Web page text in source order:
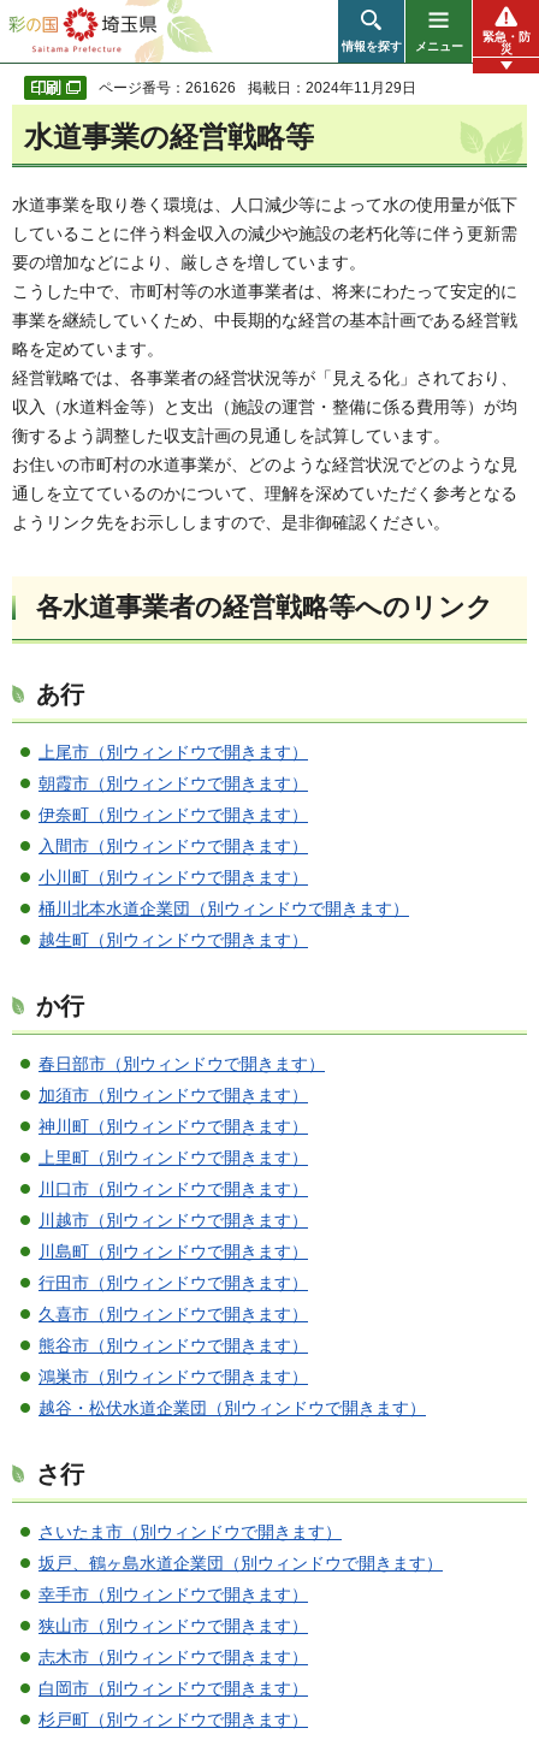
彩の国 埼玉県
情報を探す メニュー
緊急・防
災
ページ番号：261626 掲載日：2024年11月29日
水道事業の経営戦略等
水道事業を取り巻く環境は、人口減少等によって水の使用量が低下
していることに伴う料金収入の減少や施設の老朽化等に伴う更新需
要の増加などにより、厳しさを増しています。
こうした中で、市町村等の水道事業者は、将来にわたって安定的に
事業を継続していくため、中長期的な経営の基本計画である経営戦
略を定めています。
経営戦略では、各事業者の経営状況等が「見える化」されており、
収入（水道料金等）と支出（施設の運営・整備に係る費用等）が均
衡するよう調整した収支計画の見通しを試算しています。
お住いの市町村の水道事業が、どのような経営状況でどのような見
通しを立てているのかについて、理解を深めていただく参考となる
ようリンク先をお示ししますので、是非御確認ください。
各水道事業者の経営戦略等へのリンク
あ行
上尾市（別ウィンドウで開きます）
朝霞市（別ウィンドウで開きます）
伊奈町（別ウィンドウで開きます）
入間市（別ウィンドウで開きます）
小川町（別ウィンドウで開きます）
桶川北本水道企業団（別ウィンドウで開きます）
越生町（別ウィンドウで開きます）
か行
春日部市（別ウィンドウで開きます）
加須市（別ウィンドウで開きます）
神川町（別ウィンドウで開きます）
上里町（別ウィンドウで開きます）
川口市（別ウィンドウで開きます）
川越市（別ウィンドウで開きます）
川島町（別ウィンドウで開きます）
行田市（別ウィンドウで開きます）
久喜市（別ウィンドウで開きます）
熊谷市（別ウィンドウで開きます）
鴻巣市（別ウィンドウで開きます）
越谷・松伏水道企業団（別ウィンドウで開きます）
さ行
さいたま市（別ウィンドウで開きます）
坂戸、鶴ヶ島水道企業団（別ウィンドウで開きます）
幸手市（別ウィンドウで開きます）
狭山市（別ウィンドウで開きます）
志木市（別ウィンドウで開きます）
白岡市（別ウィンドウで開きます）
杉戸町（別ウィンドウで開きます）